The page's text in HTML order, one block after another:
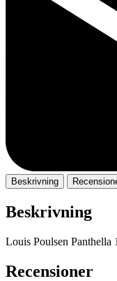
Beskrivning
Beskrivning
Louis Poulsen Panthella
Recensioner